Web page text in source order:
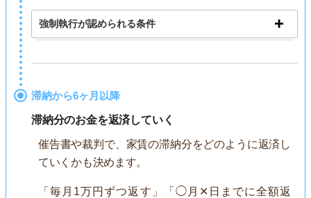
強制執行が認められる条件
滞納から6ヶ月以降
滞納分のお金を返済していく
催告書や裁判で、家賃の滞納分をどのように返済し
ていくかも決めます。
「毎月1万円ずつ返す」「◯月✕日までに全額返